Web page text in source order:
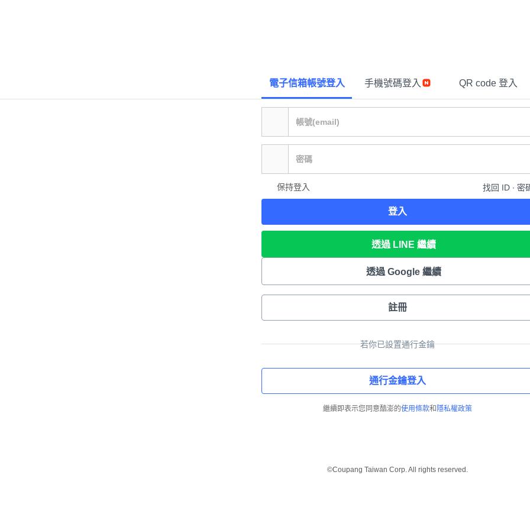
電子信箱帳號登入 手機號碼登入 QR code 登入
保持登入 找回 ID ∙ 密
登入
透過 LINE 繼續
透過 Google 繼續
註冊
若你已設置通行金鑰
通行金鑰登入
繼續即表示您同意酷澎的使用條款和 隱私權政策
©Coupang Taiwan Corp. All rights reserved.